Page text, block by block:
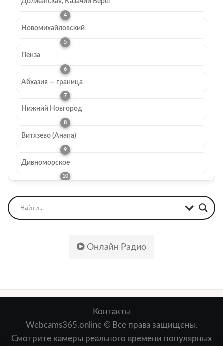
Должанская, Казачий Берег
Новомихайловский
Пенза
Абхазия — граница
Нижний Новгород
Витязево (Анапа)
Дивноморское
Онлайн Радио
Контакты
Webcams365.online © Все права защищены.
Смотрите камеры реального времени популярных